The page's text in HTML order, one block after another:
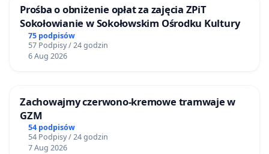
Prośba o obniżenie opłat za zajęcia ZPiT
Sokołowianie w Sokołowskim Ośrodku Kultury
75 podpisów
57 Podpisy / 24 godzin
6 Aug 2026
Zachowajmy czerwono-kremowe tramwaje w
GZM
54 podpisów
54 Podpisy / 24 godzin
7 Aug 2026